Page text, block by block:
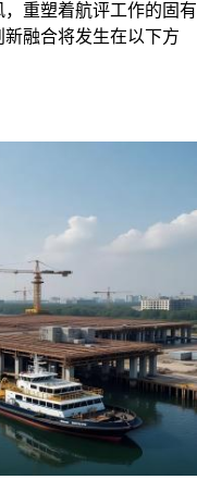
重塑着航评工作的固有
融合将发生在以下方